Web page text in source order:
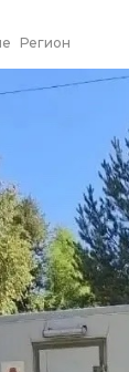
Регион